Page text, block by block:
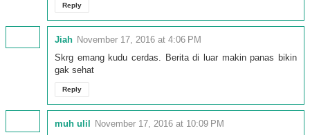
Reply
Jiah November 17, 2016 at 4:06 PM
Skrg emang kudu cerdas. Berita di luar makin panas bikin
gak sehat
Reply
muh ulil November 17, 2016 at 10:09 PM